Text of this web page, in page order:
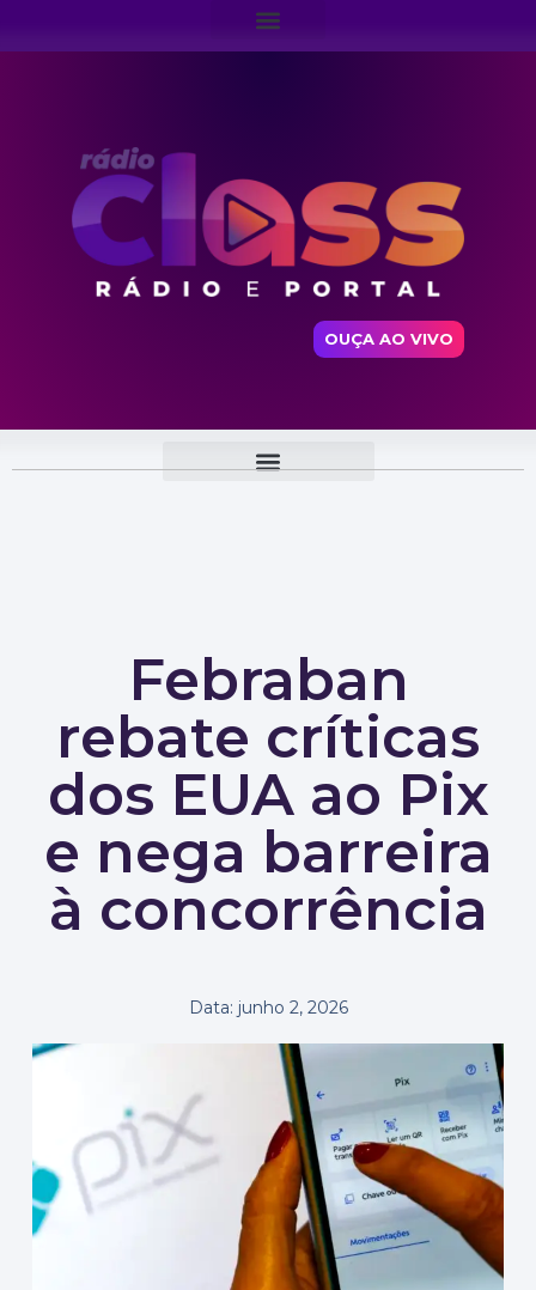
OUÇA AO VIVO
Febraban
rebate críticas
dos EUA ao Pix
e nega barreira
à concorrência
Data: junho 2, 2026